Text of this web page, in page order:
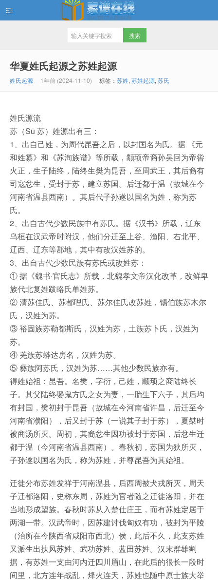
华夏姓氏起源之苏姓起源
姓氏起源 1年前 (2024-11-10) 标签： 苏姓, 苏姓起源, 苏氏
姓氏源流
苏（Sū 苏）姓源出有三：
1、出自己姓，为周代昆吾之后，以封国名为氏。据 《元
和姓纂》和《苏洵族谱》等所载，颛顼帝裔孙吴回为帝喾
火正，生子陆终，陆终生樊为昆吾，至周武王，其后裔有
司寇忿生，受封于苏，建立苏国。后迁都于温（故城在今
河南省温县西南）。其后代子孙遂以国名为姓，称为苏
氏。
2、出自古代少数民族中有苏氏。据《汉书》所载，辽东
乌桓在汉武帝时附汉，他们分迁至上谷、渔阳、右北平、
辽西、辽东等郡地，其中有改汉姓苏的。
3、出自古代少数民族有苏氏或改姓苏：
① 据《魏书·官氏志》所载，北魏孝文帝汉化改革，改鲜卑
族代北复姓跋略氏单姓苏。
② 清苏佳氏、苏都哩氏、苏尔佳氏改苏姓，锡伯族苏木尔
氏，汉姓为苏。
③ 裕固族苏勒都斯氏，汉姓为苏，土族苏卜氏，汉姓为
苏。
④ 羌族苏蟒达房名，汉姓为苏。
⑤ 彝族阿苏氏，汉姓为苏……其他少数民族亦有。
得姓始祖：昆吾。名樊，字衍，己姓，颛顼之裔陆终长
子。其父陆终娶鬼方氏之女为妻，一胎生下六子，其后均
有封国，樊初封于昆吾（故城在今河南省许昌，后迁至今
河南省濮阳），后又封于苏（一说其子封于苏），夏桀时
被商汤所灭。周初，其裔忿生因功被封于苏国，后忿生迁
都于温（今河南省温县西南）。春秋初，苏国为狄所灭，
子孙遂以国名为氏，称为苏姓，并尊昆吾为其始祖。
迁徙分布苏姓发祥于河南温县，后西周被犬戎所灭，周天
子迁都洛阳，史称东周，苏姓为官者随之迁徙洛阳，并在
当地形成望族。春秋时苏从入楚仕庄王，而有苏姓定居于
两湖一带。汉武帝时，因苏建讨伐匈奴有功，被封为平陵
（治所在今陕西省咸阳市西北）侯，此后不久，此支苏姓
又派生出扶风苏姓、武功苏姓、蓝田苏姓。汉末群雄割
据，有苏姓一支由河内迁四川眉山，在此后的很长一段时
间里，北方连年战乱，烽火连天，苏姓也随中原士族大举